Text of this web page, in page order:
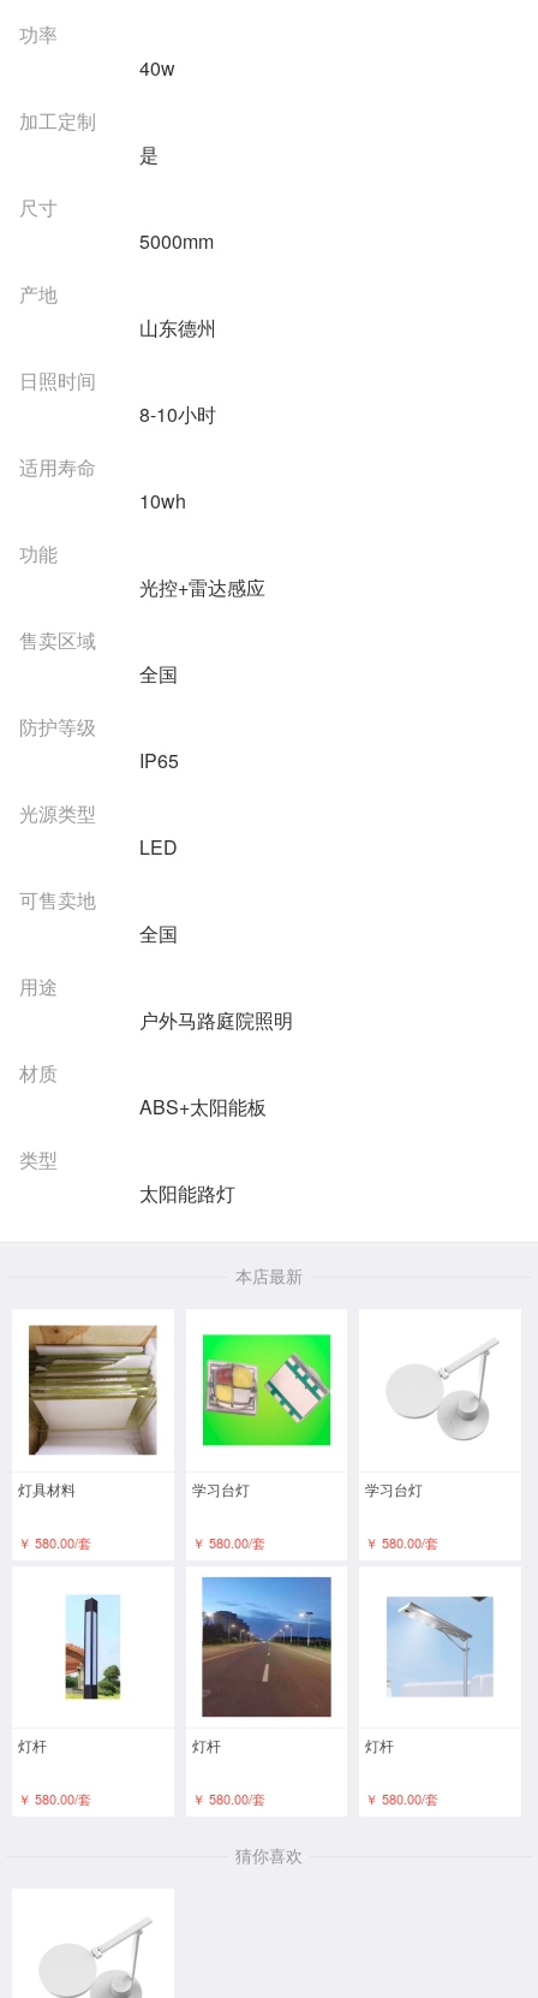
功率
40w
加工定制
是
尺寸
5000mm
产地
山东德州
日照时间
8-10小时
适用寿命
10wh
功能
光控+雷达感应
售卖区域
全国
防护等级
IP65
光源类型
LED
可售卖地
全国
用途
户外马路庭院照明
材质
ABS+太阳能板
类型
太阳能路灯
本店最新
灯具材料
￥ 580.00/套
学习台灯
￥ 580.00/套
学习台灯
￥ 580.00/套
灯杆
￥ 580.00/套
灯杆
￥ 580.00/套
灯杆
￥ 580.00/套
猜你喜欢